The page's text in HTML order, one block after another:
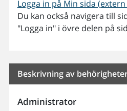
Logga in på Min sida
Du kan också navigera till
"Logga in" i övre delen på
Beskrivning av
Administrator